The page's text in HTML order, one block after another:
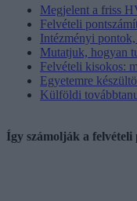
Megjelent a friss
Felvételi
Intézményi
Mutatjuk, hogyan
Felvételi kisokos:
Egyetemre
Külföldi
Így számolják a